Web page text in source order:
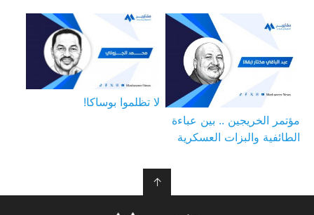
مؤتمر الخريجين .. بين عباءة
الطائفية والبزات العسكرية
لا تظلموا بوساكا!
↑